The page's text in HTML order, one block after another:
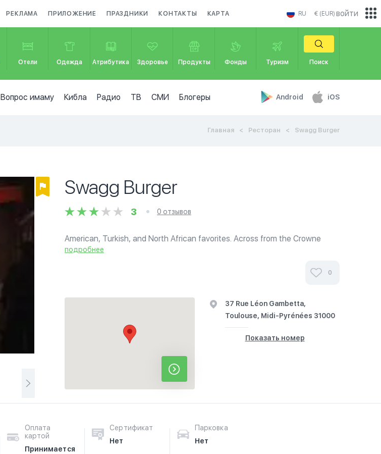
РЕКЛАМА ПРИЛОЖЕНИЕ ПРАЗДНИКИ КОНТАКТЫ КАРТА RU € (EUR)
Отели Одежда Атрибутика Здоровье Продукты Фонды Туризм Поиск
Вопрос имаму Кибла Радио ТВ СМИ Блогеры Android iOS
войти
Главная Ресторан Swagg Burger
Swagg Burger
3 0 отзывов
American, Turkish, and North African favorites. Across from the Crowne
Plaza Hotel.
подробнее
0
37 Rue Léon Gambetta,
Toulouse, Midi-Pyrénées 31000
Показать номер
Оплата
картой
Принимается
Сертификат
Нет
Парковка
Нет